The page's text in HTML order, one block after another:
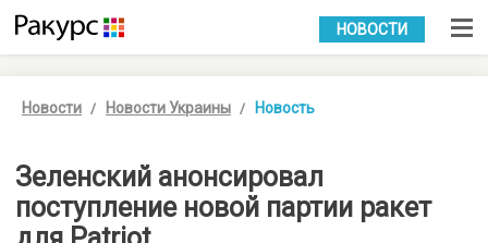
УКР РУС
НОВОСТИ
Новости Новости Украины Новость
Зеленский анонсировал
поступление новой партии ракет